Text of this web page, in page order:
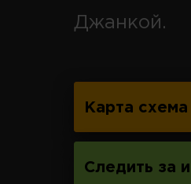
Джанкой.
Карта
Следить за